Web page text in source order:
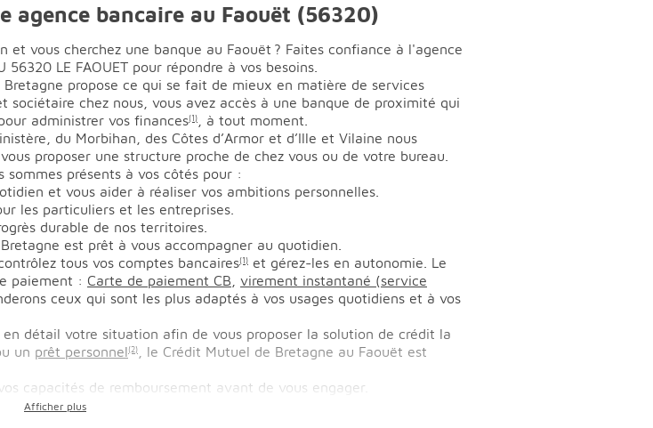
agence bancaire au Faouët (56320)
vous cherchez une banque au Faouët ? Faites confiance à l'agence
LE FAOUET pour répondre à vos besoins.
propose ce qui se fait de mieux en matière de services
chez nous, vous avez accès à une banque de proximité qui
administrer vos finances(1)
, à tout moment.
du Morbihan, des Côtes d’Armor et d’Ille et Vilaine nous
proposer une structure proche de chez vous ou de votre bureau.
sommes présents à vos côtés pour :
et vous aider à réaliser vos ambitions personnelles.
les particuliers et les entreprises.
durable de nos territoires.
est prêt à vous accompagner au quotidien.
tous vos comptes bancaires(1) et gérez-les en autonomie. Le
paiement : Carte de paiement CB
virement instantané (service
ceux qui sont les plus adaptés à vos usages quotidiens et à vos
détail votre situation afin de vous proposer la solution de crédit la
un prêt personnel(2)
, le Crédit Mutuel de Bretagne au Faouët est
capacités de remboursement avant de vous engager.